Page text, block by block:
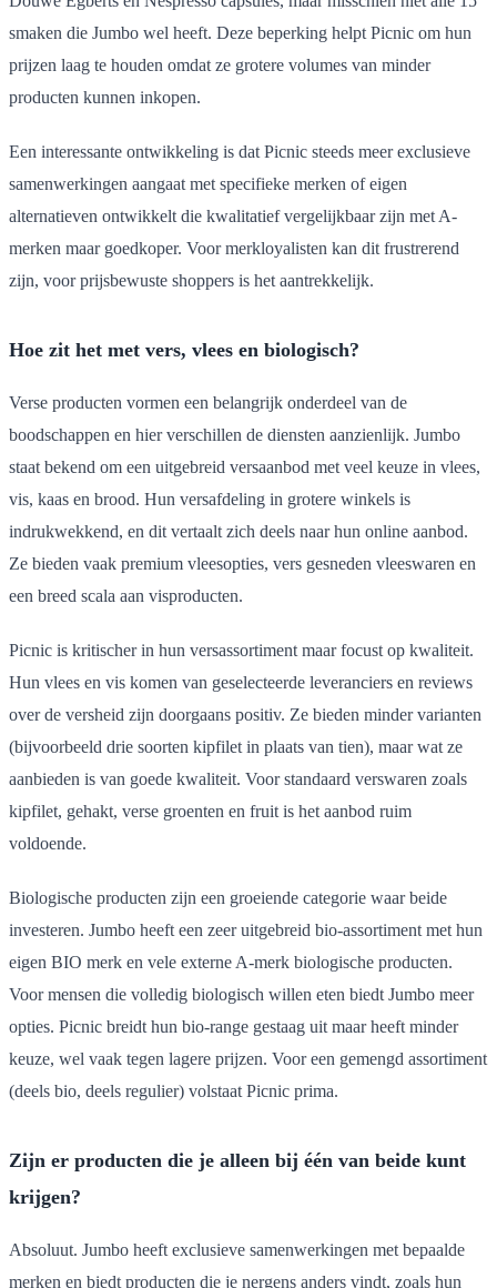
smaken die Jumbo wel heeft. Deze beperking helpt Picnic om hun
prijzen laag te houden omdat ze grotere volumes van minder
producten kunnen inkopen.
Een interessante ontwikkeling is dat Picnic steeds meer exclusieve
samenwerkingen aangaat met specifieke merken of eigen
alternatieven ontwikkelt die kwalitatief vergelijkbaar zijn met A-
merken maar goedkoper. Voor merkloyalisten kan dit frustrerend
zijn, voor prijsbewuste shoppers is het aantrekkelijk.
Hoe zit het met vers, vlees en biologisch?
Verse producten vormen een belangrijk onderdeel van de
boodschappen en hier verschillen de diensten aanzienlijk. Jumbo
staat bekend om een uitgebreid versaanbod met veel keuze in vlees,
vis, kaas en brood. Hun versafdeling in grotere winkels is
indrukwekkend, en dit vertaalt zich deels naar hun online aanbod.
Ze bieden vaak premium vleesopties, vers gesneden vleeswaren en
een breed scala aan visproducten.
Picnic is kritischer in hun versassortiment maar focust op kwaliteit.
Hun vlees en vis komen van geselecteerde leveranciers en reviews
over de versheid zijn doorgaans positiv. Ze bieden minder varianten
(bijvoorbeeld drie soorten kipfilet in plaats van tien), maar wat ze
aanbieden is van goede kwaliteit. Voor standaard verswaren zoals
kipfilet, gehakt, verse groenten en fruit is het aanbod ruim
voldoende.
Biologische producten zijn een groeiende categorie waar beide
investeren. Jumbo heeft een zeer uitgebreid bio-assortiment met hun
eigen BIO merk en vele externe A-merk biologische producten.
Voor mensen die volledig biologisch willen eten biedt Jumbo meer
opties. Picnic breidt hun bio-range gestaag uit maar heeft minder
keuze, wel vaak tegen lagere prijzen. Voor een gemengd assortiment
(deels bio, deels regulier) volstaat Picnic prima.
Zijn er producten die je alleen bij één van beide kunt
krijgen?
Absoluut. Jumbo heeft exclusieve samenwerkingen met bepaalde
merken en biedt producten die je nergens anders vindt, zoals hun